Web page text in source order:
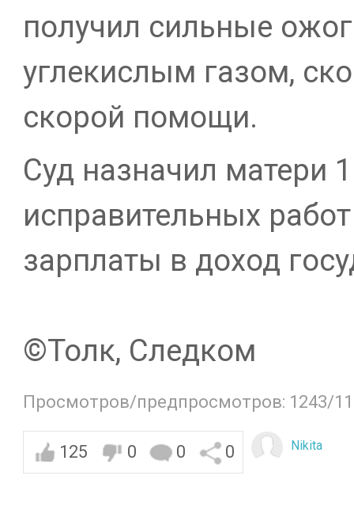
получил сильные
углекислым газом,
скорой помощи.
Суд назначил матери
исправительных
зарплаты в доход
©Толк, Следком
Просмотров/предпросмотров: 1243/
125 0 0 0 Nikita